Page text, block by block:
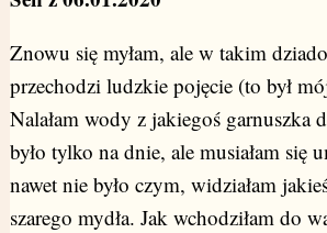
Znowu się myłam, ale w takim
przechodzi ludzkie pojęcie (to był
Nalałam wody z jakiegoś garnuszka
było tylko na dnie, ale musiałam się
nawet nie było czym, widziałam
szarego mydła. Jak wchodziłam do